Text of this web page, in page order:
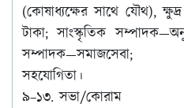
(কোষাধ্যক্ষের সাথে যৌথ),
টাকা; সাংস্কৃতিক
সম্পাদক—সমাজসেবা;
সহযোগিতা।
৯–১৩. সভা/কোরাম